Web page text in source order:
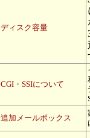
ディスク容量
CGI・SSIについて
追加メールボックス